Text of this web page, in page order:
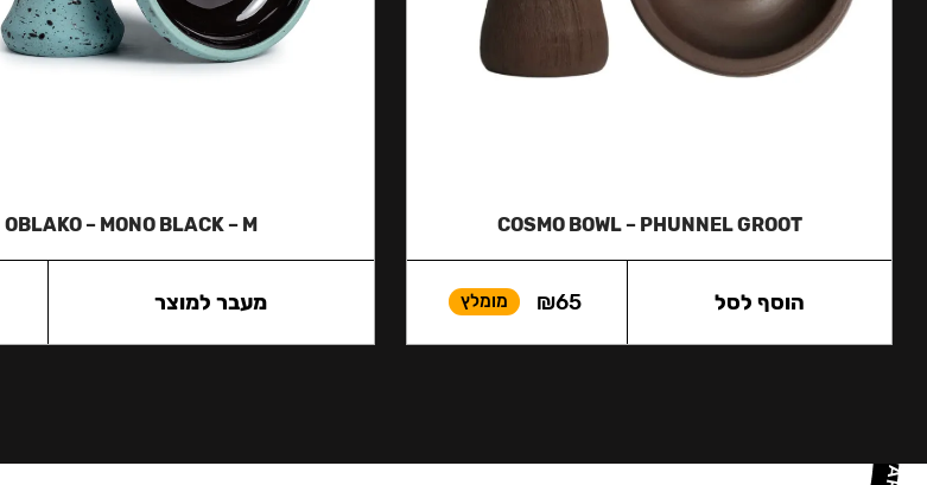
COSMO BOWL – PHUNNEL GROOT
₪65 מומלץ הוסף לסל
OBLAKO – MONO BLACK – M
מעבר למוצר